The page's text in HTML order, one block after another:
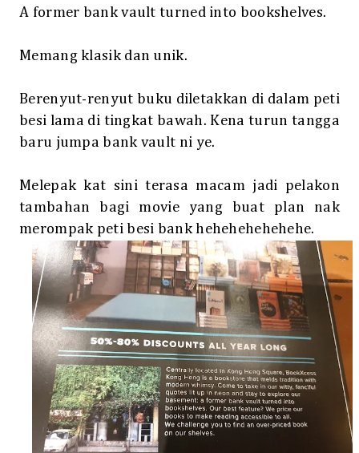
A former bank vault turned into bookshelves.
Memang klasik dan unik.
Berenyut-renyut buku diletakkan di dalam peti
besi lama di tingkat bawah. Kena turun tangga
baru jumpa bank vault ni ye.
Melepak kat sini terasa macam jadi pelakon
tambahan bagi movie yang buat plan nak
merompak peti besi bank hehehehehehehe.